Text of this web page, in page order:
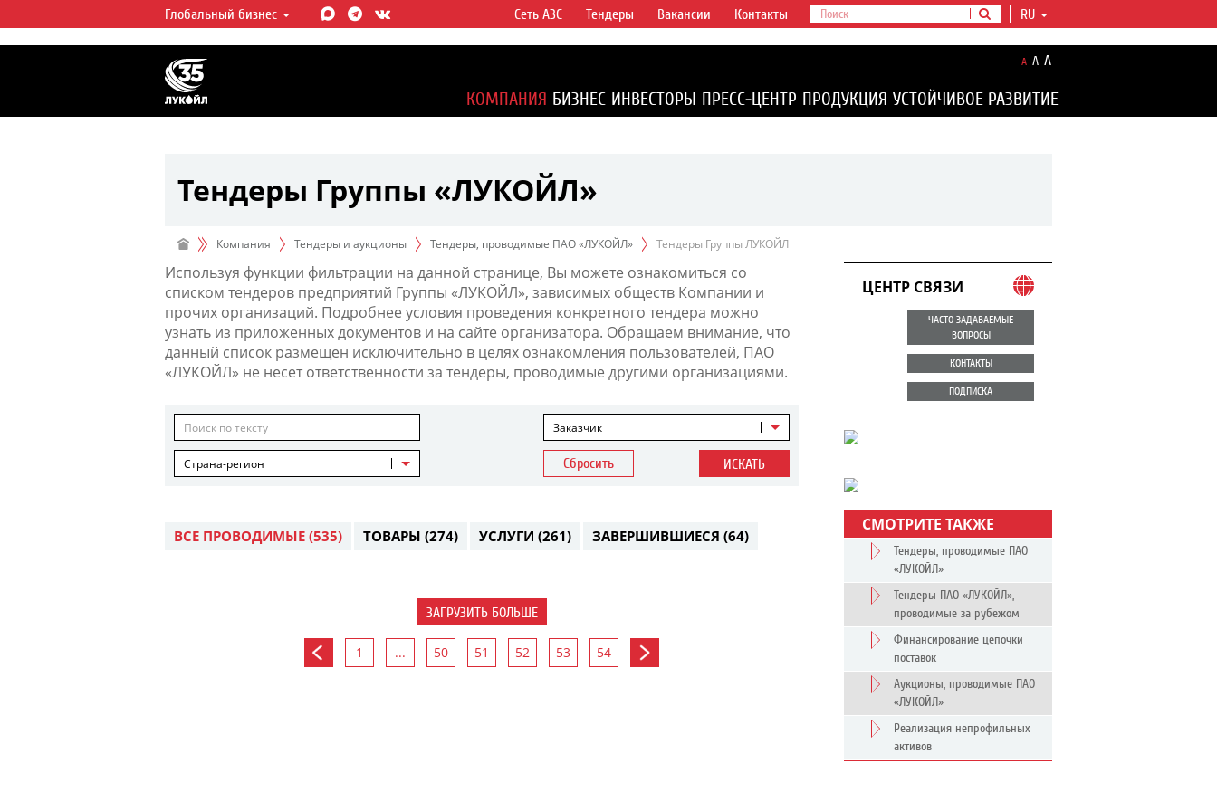
ЛУКОЙЛ СЕГОДНЯ
ЛУКОЙЛ — одна из крупнейших вертикально
интегрированных нефтегазовых компаний в
мире, на долю которой приходится более 2%
мировой добычи нефти и около 1% доказанных
Глобальный бизнес RU
Сеть АЗС Тендеры Вакансии Контакты
A A A
КОМПАНИЯ БИЗНЕС ИНВЕСТОРЫ ПРЕСС-ЦЕНТР ПРОДУКЦИЯ УСТОЙЧИВОЕ РАЗВИТИЕ
Тендеры Группы «ЛУКОЙЛ»
Компания Тендеры и аукционы Тендеры, проводимые ПАО «ЛУКОЙЛ» Тендеры Группы ЛУКОЙЛ
Используя функции фильтрации на данной странице, Вы можете ознакомиться со
списком тендеров предприятий Группы «ЛУКОЙЛ», зависимых обществ Компании и
прочих организаций. Подробнее условия проведения конкретного тендера можно
узнать из приложенных документов и на сайте организатора. Обращаем внимание, что
данный список размещен исключительно в целях ознакомления пользователей, ПАО
«ЛУКОЙЛ» не несет ответственности за тендеры, проводимые другими организациями.
Заказчик
Страна-регион Сбросить ИСКАТЬ
ВСЕ ПРОВОДИМЫЕ (535) ТОВАРЫ (274) УСЛУГИ (261) ЗАВЕРШИВШИЕСЯ (64)
ЗАГРУЗИТЬ БОЛЬШЕ
1 ... 50 51 52 53 54
ЦЕНТР СВЯЗИ
ЧАСТО ЗАДАВАЕМЫЕ
ВОПРОСЫ
КОНТАКТЫ
ПОДПИСКА
СМОТРИТЕ ТАКЖЕ
Тендеры, проводимые ПАО
«ЛУКОЙЛ»
Тендеры ПАО «ЛУКОЙЛ»,
проводимые за рубежом
Финансирование цепочки
поставок
Аукционы, проводимые ПАО
«ЛУКОЙЛ»
Реализация непрофильных
активов